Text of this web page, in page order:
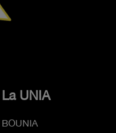
La UNIA
BOUNIA